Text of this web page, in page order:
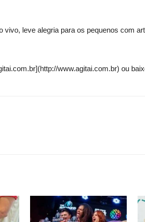
leve alegria para os pequenos com
www.agitai.com.br) ou